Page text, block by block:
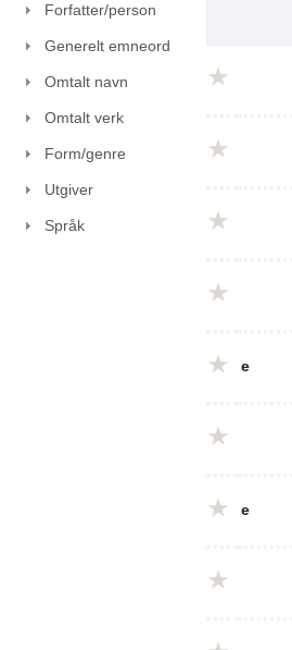
Forfatter/person
Generelt emneord
Omtalt navn
Omtalt verk
Form/genre
Utgiver
Språk
e
e